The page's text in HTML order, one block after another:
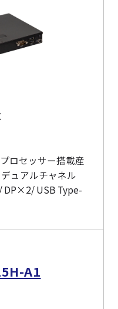
ロセッサー搭載産
ュアルチャネル
DP×2/ USB Type-
A1